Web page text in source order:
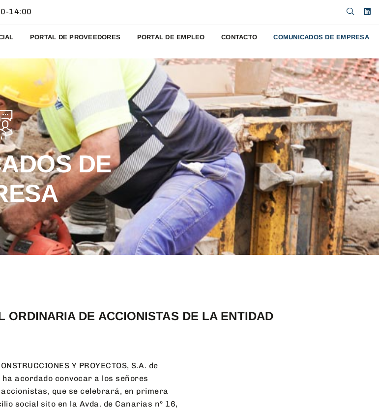
14:00
PORTAL DE PROVEEDORES PORTAL DE EMPLEO CONTACTO COMUNICADOS DE EMPRESA
DE
ORDINARIA DE ACCIONISTAS DE LA ENTIDAD
Y PROYECTOS, S.A. de
acordado convocar a los señores
que se celebrará, en primera
social sito en la Avda. de Canarias nº 16,